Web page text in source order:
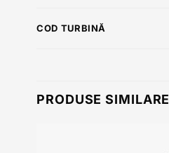
COD TURBINĂ
PRODUSE SIMILARE